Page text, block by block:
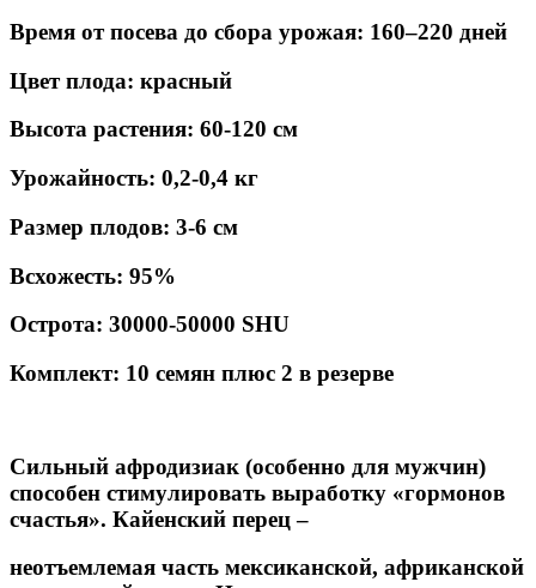
Время от посева до сбора урожая: 160–220 дней
Цвет плода: красный
Высота растения: 60-120 см
Урожайность: 0,2-0,4 кг
Размер плодов: 3-6 см
Всхожесть: 95%
Острота: 30000-50000 SHU
Комплект: 10 семян плюс 2 в резерве
Сильный афродизиак (особенно для мужчин)
способен стимулировать выработку «гормонов
счастья». Кайенский перец –
неотъемлемая часть мексиканской, африканской